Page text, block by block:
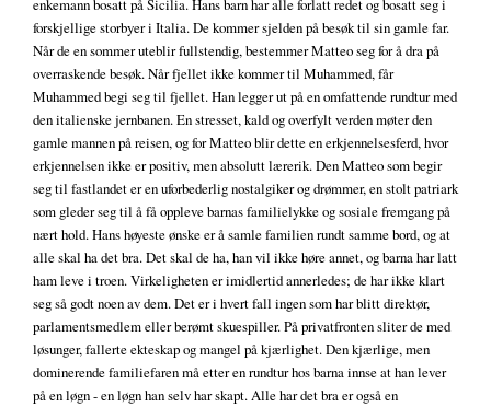
enkemann bosatt på Sicilia. Hans barn har alle forlatt redet og bosatt seg i
forskjellige storbyer i Italia. De kommer sjelden på besøk til sin gamle far.
Når de en sommer uteblir fullstendig, bestemmer Matteo seg for å dra på
overraskende besøk. Når fjellet ikke kommer til Muhammed, får
Muhammed begi seg til fjellet. Han legger ut på en omfattende rundtur med
den italienske jernbanen. En stresset, kald og overfylt verden møter den
gamle mannen på reisen, og for Matteo blir dette en erkjennelsesferd, hvor
erkjennelsen ikke er positiv, men absolutt lærerik. Den Matteo som begir
seg til fastlandet er en uforbederlig nostalgiker og drømmer, en stolt patriark
som gleder seg til å få oppleve barnas familielykke og sosiale fremgang på
nært hold. Hans høyeste ønske er å samle familien rundt samme bord, og at
alle skal ha det bra. Det skal de ha, han vil ikke høre annet, og barna har latt
ham leve i troen. Virkeligheten er imidlertid annerledes; de har ikke klart
seg så godt noen av dem. Det er i hvert fall ingen som har blitt direktør,
parlamentsmedlem eller berømt skuespiller. På privatfronten sliter de med
løsunger, fallerte ekteskap og mangel på kjærlighet. Den kjærlige, men
dominerende familiefaren må etter en rundtur hos barna innse at han lever
på en løgn - en løgn han selv har skapt. Alle har det bra er også en